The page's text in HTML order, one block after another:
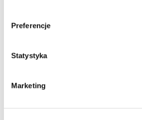
Preferencje
Statystyka
Marketing